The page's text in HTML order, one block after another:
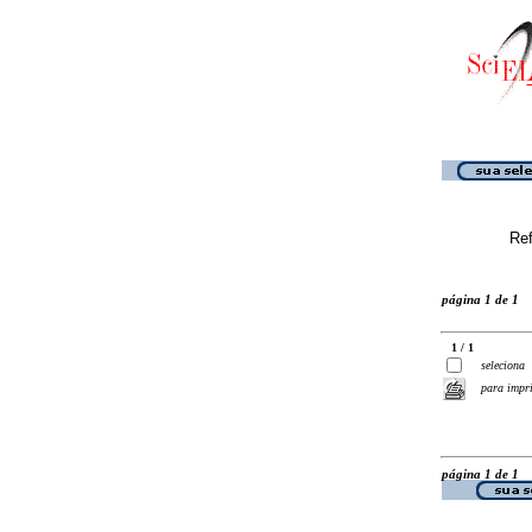
página 1 de 1
1 / 1
seleciona
para
página 1 de 1